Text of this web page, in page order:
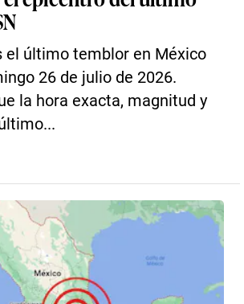
el último temblor en México
26 de julio de 2026.
la hora exacta, magnitud y